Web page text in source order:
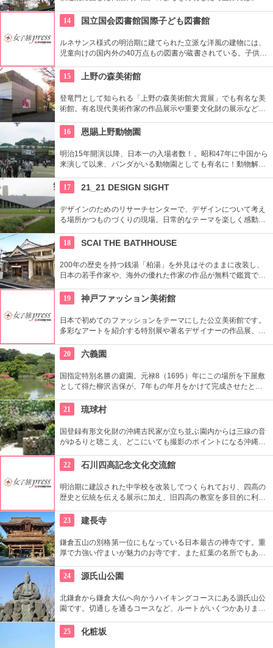
あります。多彩なお店が並んでいて、買い物や食事も楽しめま
す。
14 国立国会図書館国際子ども図書館
ルネサンス様式の明治期に建てられた立派な洋風の建物には、
児童向けの国内外の40万点もの図書が蔵書されている。子供だ
でゆっくり過ごしてみては。
15 上野の森美術館
登竜門として知られる「上野の森美術館大賞展」でも有名な美
術館。有名現代美術作家の作品展示や重要文化財の展示など、
休めるのもいかが？
16 恩賜上野動物園
明治15年開演以降、日本一の入場者数！。昭和47年に中国から
来演して以来、パンダがいる動物園としても有名に！動物解説
17
21_21 DESIGN SIGHT
デザインのためのリサーチセンターで、デザインについて考え
る場所かつものづくりの現場。日常的なテーマを楽しく感動的
18
SCAI THE BATHHOUSE
200年の歴史を持つ銭湯「柏湯」を外見はそのままに改装し、
日本の若手作家や、海外の優れた作家の作品が無料で鑑賞でき
19
神戸ファッション美術館
日本で初めてのファッションをテーマにした公立美術館です。
多彩なアートを紹介する特別展や著名デザイナーの作品展、ラ
な方、ファッション業界の方、ファッションを学ぶ方、必見で
す。
20 六義園
国指定特別名勝の庭園。元禄8（1695）年にこの場所を下屋敷
として得た柳沢吉保が、7年もの年月をかけて完成させたとい
で、江戸時代から小石川後楽園とで二大庭園とされていまし
た。日本庭園の良さを今に伝える名園です。
21 琉球村
国登録有形文化財の沖縄古民家が立ち並ぶ園内からは三線の音
がゆるりと聴こえ、どこにいても撮影のポイントになる沖縄ら
り、どれを体験したら良いか迷ってしまう程！沖縄を丸ごと感
じるならぜひココへ。
22 石川四高記念文化交流館
明治期に建設された中学校を改装してつくられており、四高の
歴史と伝統を伝える展示に加え、旧四高の教室を多目的に利用
石川県ゆかりの文学者の資料を展示する「石川近代文学館」に
よって構成されている。
23 建長寺
鎌倉五山の別格第一位にもなっている日本最古の禅寺です。重
厚で力強い佇まいが魅力のお寺です。また紅葉の名所でもあ
めの1つ。静かなお堂で自分の呼吸の音だけに耳を傾け、無心
の境地を目指します。
24 源氏山公園
北鎌倉から鎌倉大仏へ向かうハイキングコースにある源氏山公
園です。切通しを通るコースなど、ルートがいくつかありま
い道を登る場合も。公園中央の頼朝像がシンボルです。
25 化粧坂